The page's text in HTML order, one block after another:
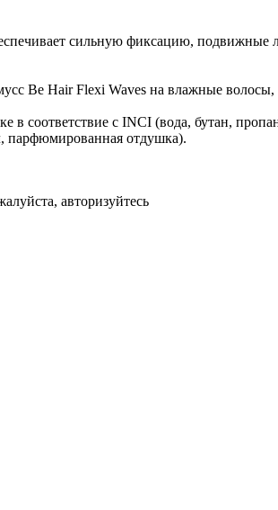
сильную фиксацию, подвижные
Be Hair Flexi Waves на влажные волосы,
в соответствие с INCI (вода, бутан,
парфюмированная отдушка).
авторизуйтесь